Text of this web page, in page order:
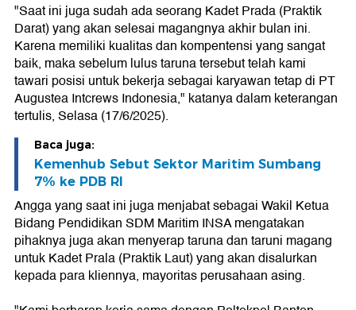
"Saat ini juga sudah ada seorang Kadet Prada (Praktik
Darat) yang akan selesai magangnya akhir bulan ini.
Karena memiliki kualitas dan kompentensi yang sangat
baik, maka sebelum lulus taruna tersebut telah kami
tawari posisi untuk bekerja sebagai karyawan tetap di PT
Augustea Intcrews Indonesia," katanya dalam keterangan
tertulis, Selasa (17/6/2025).
Baca juga:
Kemenhub Sebut Sektor Maritim Sumbang
7% ke PDB RI
Angga yang saat ini juga menjabat sebagai Wakil Ketua
Bidang Pendidikan SDM Maritim INSA mengatakan
pihaknya juga akan menyerap taruna dan taruni magang
untuk Kadet Prala (Praktik Laut) yang akan disalurkan
kepada para kliennya, mayoritas perusahaan asing.